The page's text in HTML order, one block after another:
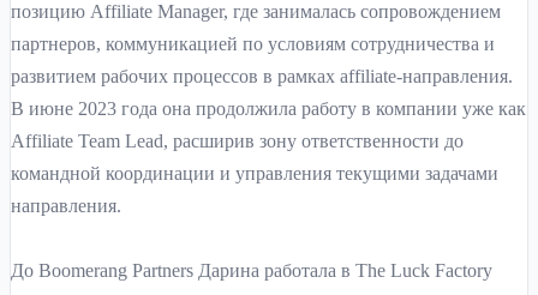
позицию Affiliate Manager, где занималась сопровождением
партнеров, коммуникацией по условиям сотрудничества и
развитием рабочих процессов в рамках affiliate-направления.
В июне 2023 года она продолжила работу в компании уже как
Affiliate Team Lead, расширив зону ответственности до
командной координации и управления текущими задачами
направления.
До Boomerang Partners Дарина работала в The Luck Factory